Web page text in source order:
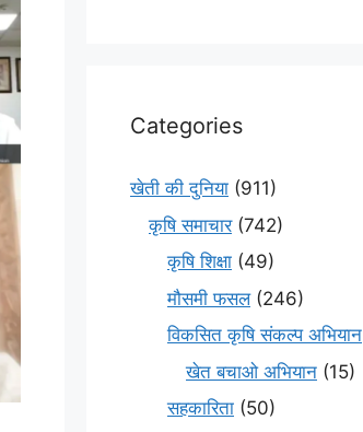
Categories
खेती की दुनिया (911)
कृषि समाचार(742)
कृषि शिक्षा (49)
मौसमी फसल(246)
विकसित कृषि संकल्प अभियान
खेत बचाओ अभियान (15)
सहकारिता (50)